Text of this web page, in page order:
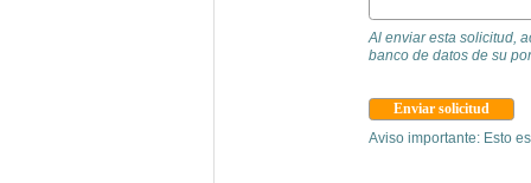
Al enviar esta solicitud,
banco de datos de su
Aviso importante: Esto